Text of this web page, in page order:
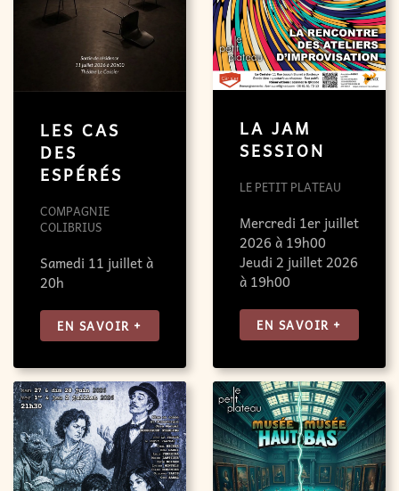
LES CAS
DES
ESPÉRÉS
COMPAGNIE
COLIBRIUS
Samedi 11 juillet à
20h
EN SAVOIR +
LA JAM
SESSION
LE PETIT PLATEAU
Mercredi 1er juillet
2026 à 19h00
Jeudi 2 juillet 2026
à 19h00
EN SAVOIR +